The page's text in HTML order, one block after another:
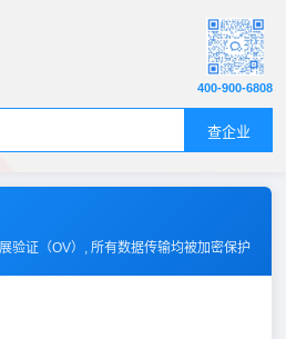
查企业
400-900-6808
验证（OV）, 所有数据传输均被加密保护